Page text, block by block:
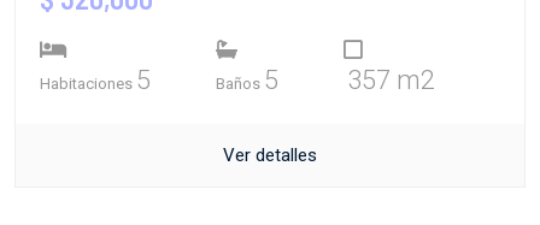
Habitaciones 5 Baños 5 357 m2
Ver detalles